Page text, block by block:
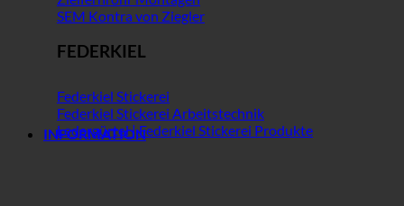
SEM Kontra von Ziegler
FEDERKIEL
Federkiel Stickerei
Federkiel Stickerei Arbeitstechnik
Ledergürtel | Federkiel Stickerei Produkte
INFORMATION